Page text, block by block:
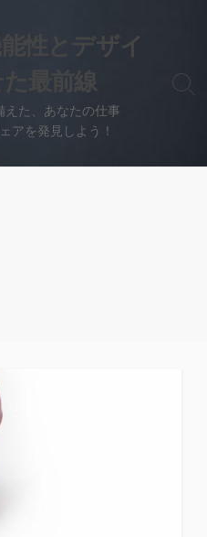
性とデザイ
最前線
た、あなたの仕事
アを発見しよう！
検